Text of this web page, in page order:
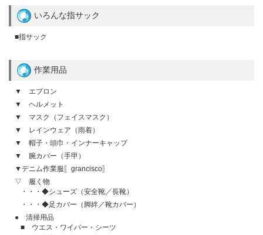
いろんな指サック
■指サック
作業用品
▼ エプロン
▼ ヘルメット
▼ マスク（フェイスマスク）
▼ レインウェア（雨着）
▼ 帽子・頭巾・インナーキャップ
▼ 腕カバー（手甲）
▼デニム作業服〚grancisco〛
▽ 履く物
・・・◆シューズ（安全靴／長靴）
・・・◆足カバー（脚絆／靴カバー）
● 清掃用品
■ ウエス・ワイパー・シーツ